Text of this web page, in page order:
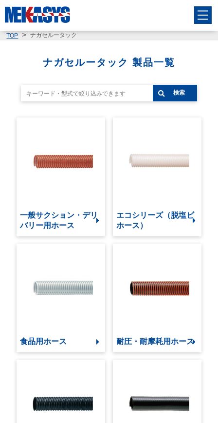
TOP ナガセルータック
ナガセルータック 製品一覧
検索
一般サクション・デリ
バリー用ホース
エコシリーズ（脱塩ビ
ホース）
食品用ホース 耐圧・耐摩耗用ホース